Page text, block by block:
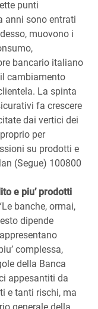
punti
anni sono entrati
muovono i
bancario italiano
cambiamento
La spinta
fa crescere
dai vertici dei
per
su prodotti e
(Segue) 100800
e piu’ prodotti
banche, ormai,
dipende
complessa,
della Banca
appesantiti da
e tanti rischi, ma
generale della